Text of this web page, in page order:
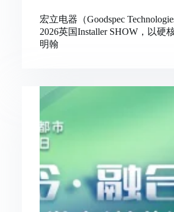
宏立电器（Goodspec
2026英国Installer SHOW，以硬
明翰